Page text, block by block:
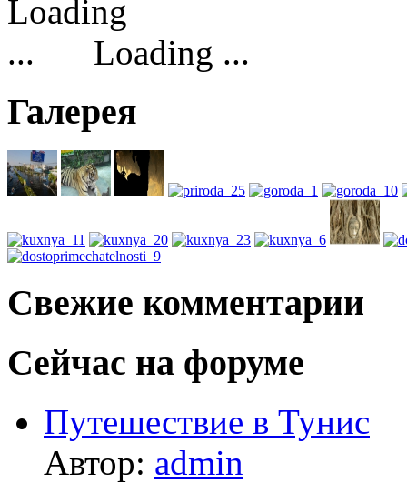
Loading ...
Галерея
Свежие комментарии
Сейчас на форуме
Путешествие в Тунис
Автор: admin